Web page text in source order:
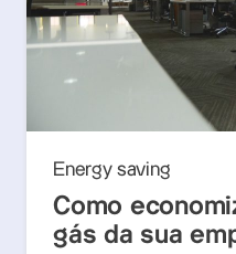
Energy saving
Como
gás da sua